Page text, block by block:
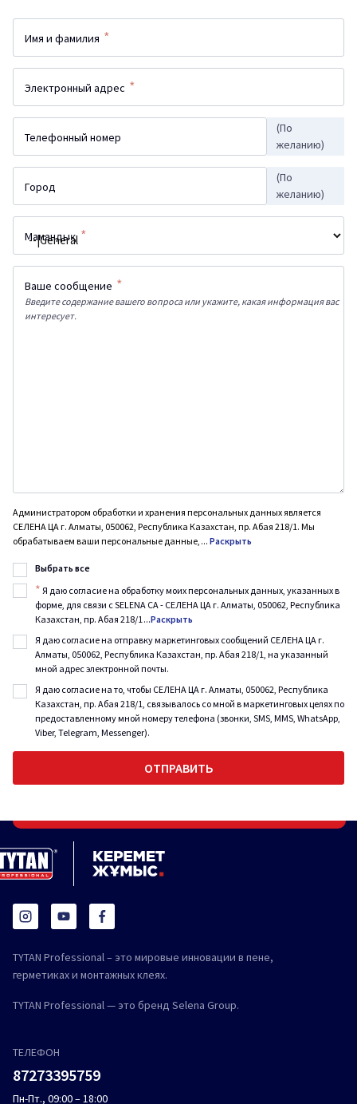
Имя и фамилия *
Электронный адрес *
Телефонный номер
(По
желанию)
Город
(По
желанию)
Мамандық *
Ваше сообщение *
Введите содержание вашего вопроса или укажите, какая информация вас
интересует.
Администратором обработки и хранения персональных данных является
СЕЛЕНА ЦА г. Алматы, 050062, Республика Казахстан, пр. Абая 218/1. Мы
обрабатываем ваши персональные данные, ... Раскрыть
Выбрать все
* Я даю согласие на обработку моих персональных данных, указанных в
форме, для связи с SELENA CA - СЕЛЕНА ЦА г. Алматы, 050062, Республика
Казахстан, пр. Абая 218/1...Раскрыть
Я даю согласие на отправку маркетинговых сообщений СЕЛЕНА ЦА г.
Алматы, 050062, Республика Казахстан, пр. Абая 218/1, на указанный
мной адрес электронной почты.
Я даю согласие на то, чтобы СЕЛЕНА ЦА г. Алматы, 050062, Республика
Казахстан, пр. Абая 218/1, связывалось со мной в маркетинговых целях по
предоставленному мной номеру телефона (звонки, SMS, MMS, WhatsApp,
Viber, Telegram, Messenger).
TYTAN Professional – это мировые инновации в пене,
герметиках и монтажных клеях.
TYTAN Professional — это бренд Selena Group.
ТЕЛЕФОН
87273395759
Пн-Пт., 09:00 – 18:00